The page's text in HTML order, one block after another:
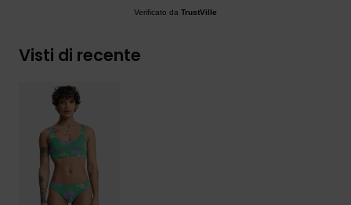
Verificato da TrustVille
Visti di recente